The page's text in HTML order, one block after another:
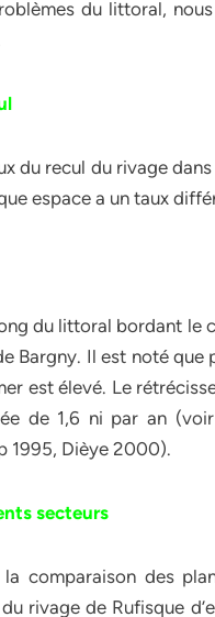
du littoral,
du recul du rivage
espace a un taux
du littoral bordant le
Bargny. Il est noté que
est élevé. Le
de 1,6 ni par an
1995, Dièye 2000).
secteurs
comparaison des
rivage de Rufisque